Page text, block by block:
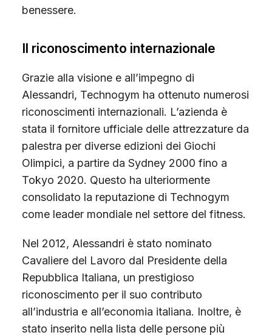
benessere.
Il riconoscimento internazionale
Grazie alla visione e all’impegno di
Alessandri, Technogym ha ottenuto numerosi
riconoscimenti internazionali. L’azienda è
stata il fornitore ufficiale delle attrezzature da
palestra per diverse edizioni dei Giochi
Olimpici, a partire da Sydney 2000 fino a
Tokyo 2020. Questo ha ulteriormente
consolidato la reputazione di Technogym
come leader mondiale nel settore del fitness.
Nel 2012, Alessandri è stato nominato
Cavaliere del Lavoro dal Presidente della
Repubblica Italiana, un prestigioso
riconoscimento per il suo contributo
all’industria e all’economia italiana. Inoltre, è
stato inserito nella lista delle persone più